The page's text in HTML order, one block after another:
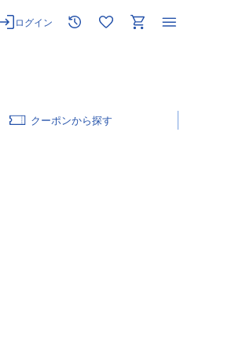
ログイン
クーポン